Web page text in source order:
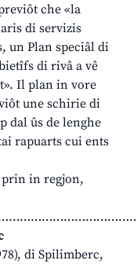
che «la
di servizis
un Plan speciâl di
di rivâ a vê
Il plan in vore
une schirie di
dal ûs de lenghe
rapuarts cui ents
in regjon,
di Spilimberc,